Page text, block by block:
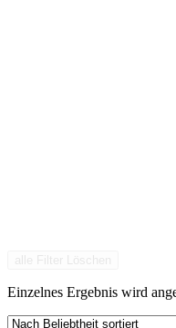
Einzelnes Ergebnis wird